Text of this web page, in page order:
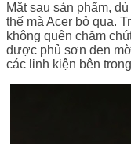
Mặt sau sản phẩm,
thế mà Acer bỏ qua.
không quên chăm
được phủ sơn đen
các linh kiện bên